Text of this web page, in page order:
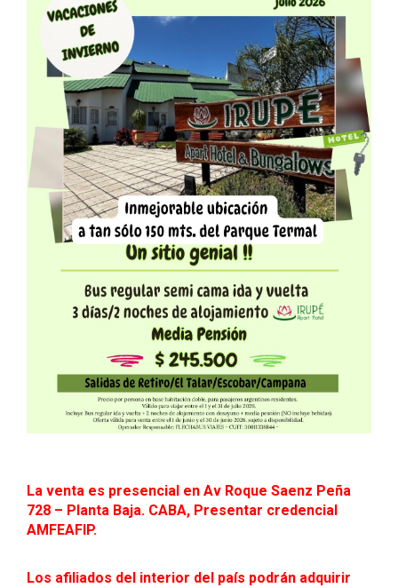
La venta es presencial en Av Roque Saenz Peña
728 – Planta Baja. CABA, Presentar credencial
AMFEAFIP.
Los afiliados del interior del país podrán adquirir